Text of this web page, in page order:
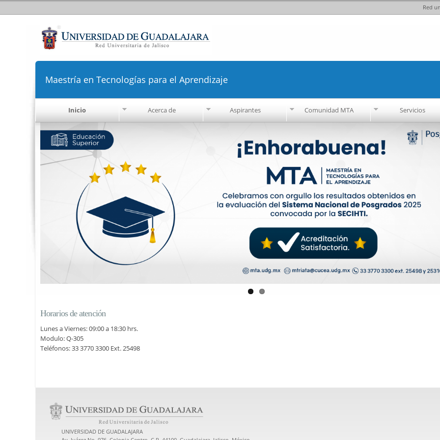
Red
Maestría en Tecnologías para el Aprendizaje
Inicio Acerca de Aspirantes Comunidad MTA Servicios
Horarios de atención
Lunes a Viernes: 09:00 a 18:30 hrs.
Modulo: Q-305
Teléfonos: 33 3770 3300 Ext. 25498
UNIVERSIDAD DE GUADALAJARA